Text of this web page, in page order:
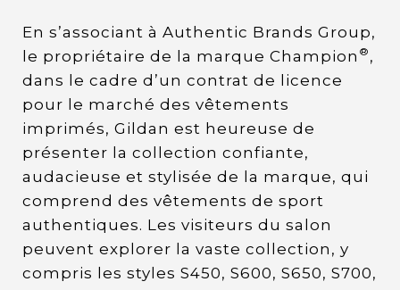
En s’associant à Authentic Brands Group,
le propriétaire de la marque Champion ® ,
dans le cadre d’un contrat de licence
pour le marché des vêtements
imprimés, Gildan est heureuse de
présenter la collection confiante,
audacieuse et stylisée de la marque, qui
comprend des vêtements de sport
authentiques. Les visiteurs du salon
peuvent explorer la vaste collection, y
compris les styles S450, S600, S650, S700,